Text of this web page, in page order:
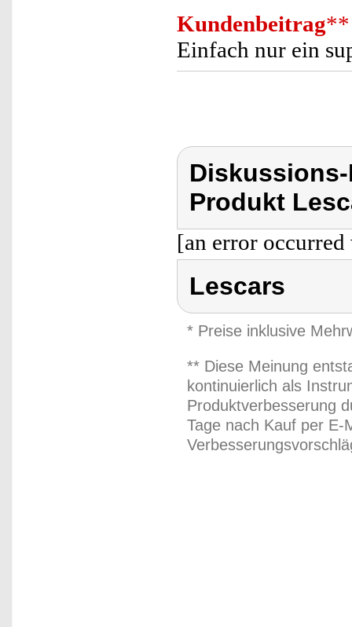
Kundenbeitrag**
Einfach nur ein
Produkt
[an error
Lescars
* Preise inklusive
** Diese Meinung
kontinuierlich als
Produktverbesserung
Tage nach Kauf per E-